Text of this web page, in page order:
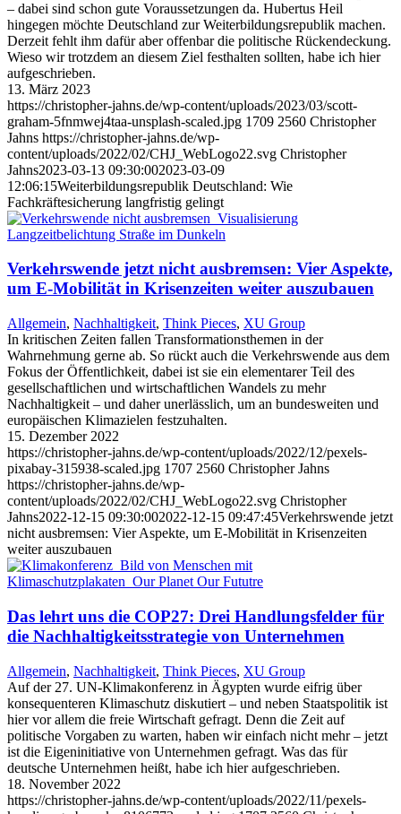
– dabei sind schon gute Voraussetzungen da. Hubertus Heil
hingegen möchte Deutschland zur Weiterbildungsrepublik machen.
Derzeit fehlt ihm dafür aber offenbar die politische Rückendeckung.
Wieso wir trotzdem an diesem Ziel festhalten sollten, habe ich hier
aufgeschrieben.
13. März 2023
https://christopher-jahns.de/wp-content/uploads/2023/03/scott-
graham-5fnmwej4taa-unsplash-scaled.jpg 1709 2560 Christopher
Jahns https://christopher-jahns.de/wp-
content/uploads/2022/02/CHJ_WebLogo22.svg Christopher
Jahns2023-03-13 09:30:002023-03-09
12:06:15Weiterbildungsrepublik Deutschland: Wie
Fachkräftesicherung langfristig gelingt
Verkehrswende jetzt nicht ausbremsen: Vier Aspekte,
um E-Mobilität in Krisenzeiten weiter auszubauen
Allgemein, Nachhaltigkeit, Think Pieces, XU Group
In kritischen Zeiten fallen Transformationsthemen in der
Wahrnehmung gerne ab. So rückt auch die Verkehrswende aus dem
Fokus der Öffentlichkeit, dabei ist sie ein elementarer Teil des
gesellschaftlichen und wirtschaftlichen Wandels zu mehr
Nachhaltigkeit – und daher unerlässlich, um an bundesweiten und
europäischen Klimazielen festzuhalten.
15. Dezember 2022
https://christopher-jahns.de/wp-content/uploads/2022/12/pexels-
pixabay-315938-scaled.jpg 1707 2560 Christopher Jahns
https://christopher-jahns.de/wp-
content/uploads/2022/02/CHJ_WebLogo22.svg Christopher
Jahns2022-12-15 09:30:002022-12-15 09:47:45Verkehrswende jetzt
nicht ausbremsen: Vier Aspekte, um E-Mobilität in Krisenzeiten
weiter auszubauen
Das lehrt uns die COP27: Drei Handlungsfelder für
die Nachhaltigkeitsstrategie von Unternehmen
Allgemein, Nachhaltigkeit, Think Pieces, XU Group
Auf der 27. UN-Klimakonferenz in Ägypten wurde eifrig über
konsequenteren Klimaschutz diskutiert – und neben Staatspolitik ist
hier vor allem die freie Wirtschaft gefragt. Denn die Zeit auf
politische Vorgaben zu warten, haben wir einfach nicht mehr – jetzt
ist die Eigeninitiative von Unternehmen gefragt. Was das für
deutsche Unternehmen heißt, habe ich hier aufgeschrieben.
18. November 2022
https://christopher-jahns.de/wp-content/uploads/2022/11/pexels-